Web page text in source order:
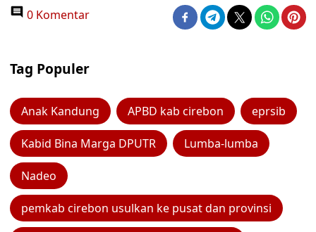
0 Komentar
Tag Populer
Anak Kandung APBD kab cirebon eprsib
Kabid Bina Marga DPUTR Lumba-lumba
Nadeo
pemkab cirebon usulkan ke pusat dan provinsi